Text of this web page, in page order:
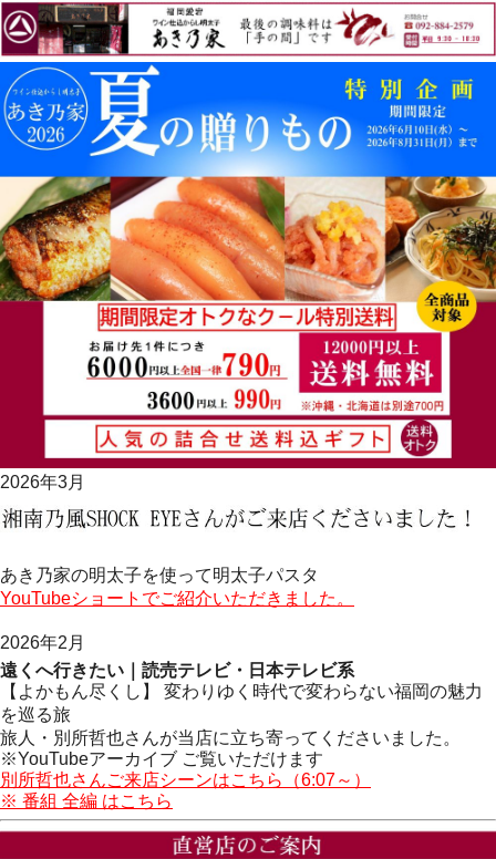
2026年3月
あき乃家の明太子を使って明太子パスタ
YouTubeショートでご紹介いただきました。
2026年2月
遠くへ行きたい｜読売テレビ・日本テレビ系
【よかもん尽くし】 変わりゆく時代で変わらない福岡の魅力
を巡る旅
旅人・別所哲也さんが当店に立ち寄ってくださいました。
※YouTubeアーカイブ ご覧いただけます
別所哲也さんご来店シーンはこちら（6:07～）
※ 番組 全編 はこちら